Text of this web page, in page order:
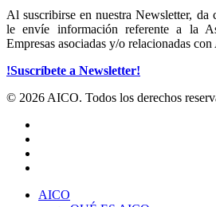
Al suscribirse en nuestra Newsletter, da
le envíe información referente a la
Empresas asociadas y/o relacionadas
!Suscríbete a Newsletter!
© 2026 AICO. Todos los derechos
Close
AICO